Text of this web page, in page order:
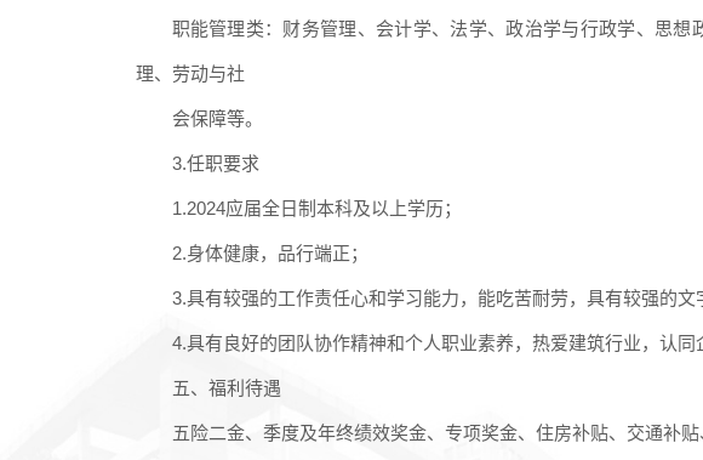
职能管理类：财务管理、会计学、法学、政治学与行政学、思想
理、劳动与社
会保障等。
3.任职要求
1.2024应届全日制本科及以上学历；
2.身体健康，品行端正；
3.具有较强的工作责任心和学习能力，能吃苦耐劳，具有较强的文
4.具有良好的团队协作精神和个人职业素养，热爱建筑行业，认同
五、福利待遇
五险二金、季度及年终绩效奖金、专项奖金、住房补贴、 交通补